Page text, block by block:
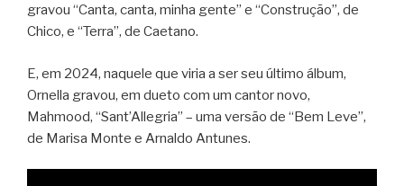
gravou “Canta, canta, minha gente” e “Construção”, de
Chico, e “Terra”, de Caetano.
E, em 2024, naquele que viria a ser seu último álbum,
Ornella gravou, em dueto com um cantor novo,
Mahmood, “Sant’Allegria” – uma versão de “Bem Leve”,
de Marisa Monte e Arnaldo Antunes.